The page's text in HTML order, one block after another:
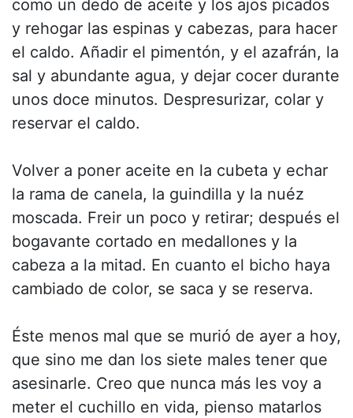
como un dedo de aceite y los ajos picados
y rehogar las espinas y cabezas, para hacer
el caldo. Añadir el pimentón, y el azafrán, la
sal y abundante agua, y dejar cocer durante
unos doce minutos. Despresurizar, colar y
reservar el caldo.
Volver a poner aceite en la cubeta y echar
la rama de canela, la guindilla y la nuéz
moscada. Freir un poco y retirar; después el
bogavante cortado en medallones y la
cabeza a la mitad. En cuanto el bicho haya
cambiado de color, se saca y se reserva.
Éste menos mal que se murió de ayer a hoy,
que sino me dan los siete males tener que
asesinarle. Creo que nunca más les voy a
meter el cuchillo en vida, pienso matarlos